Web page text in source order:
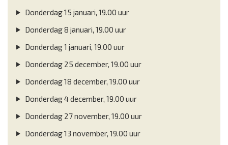
Donderdag 15 januari, 19.00 uur
Donderdag 8 januari, 19.00 uur
Donderdag 1 januari, 19.00 uur
Donderdag 25 december, 19.00 uur
Donderdag 18 december, 19.00 uur
Donderdag 4 december, 19.00 uur
Donderdag 27 november, 19.00 uur
Donderdag 13 november, 19.00 uur